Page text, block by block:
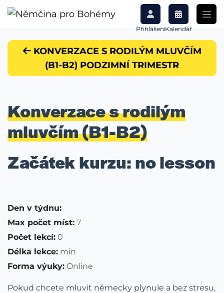
PřihlášeníKalendář
KONVERZACE S RODILÝM MLUVČÍM
(B1-B2) PODZIMNÍ TRIMESTR
Konverzace s rodilým
mluvčím (B1-B2)
Začátek kurzu: no lesson
Den v týdnu:
Max počet míst: 7
Počet lekcí: 0
Délka lekce: min
Forma výuky: Online
Pokud chcete mluvit německy plynule a bez stresu,